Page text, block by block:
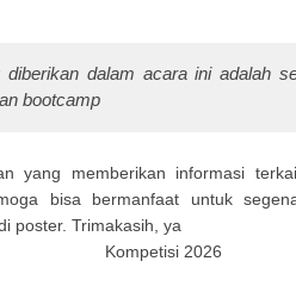
diberikan dalam acara ini adalah
bootcamp
yang memberikan informasi
bisa bermanfaat untuk
poster. Trimakasih, ya
Kompetisi 2026